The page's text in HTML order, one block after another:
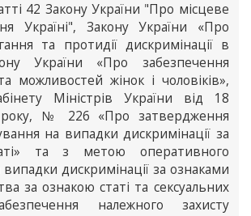
42 Закону України "Про місцеве
Україні", Закону України «Про
та протидії дискримінації в
України «Про забезпечення
можливостей жінок і чоловіків»,
Міністрів України від 18
№ 226 «Про затвердження
на випадки дискримінації за
та з метою оперативного
дискримінації за ознаками
за ознакою статі та сексуальних
належного захисту